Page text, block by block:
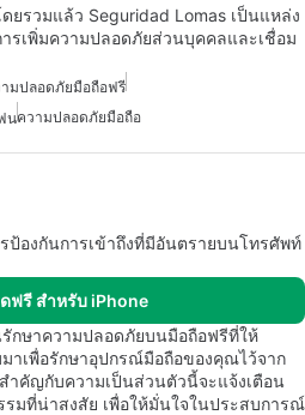
รวมแล้ว Seguridad Lomas เป็นแหล่ง
รเพิ่มความปลอดภัยส่วนบุคคลและเชื่อม
มปลอดภัยมือถือฟรี
นความปลอดภัยมือถือ
ป้องกันการเข้าถึงที่มีอันตรายบนโทรศัพท์
ฟรี สำหรับ iPhone
กษาความปลอดภัยบนมือถือฟรีที่ให้
าเพื่อรักษาอุปกรณ์มือถือของคุณไว้จาก
ำคัญกับความเป็นส่วนตัวนี้จะแจ้งเตือน
รมที่น่าสงสัย เพื่อให้มั่นใจในประสบการณ์